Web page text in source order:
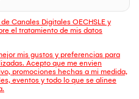
Canales Digitales OECHSLE y
el tratamiento de mis datos
mis gustos y preferencias para
Acepto que me envien
promociones hechas a mi medida,
eventos y todo lo que se alinee